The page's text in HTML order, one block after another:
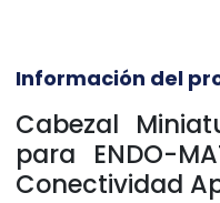
Información del
Cabezal
para ENDO-
Conectividad